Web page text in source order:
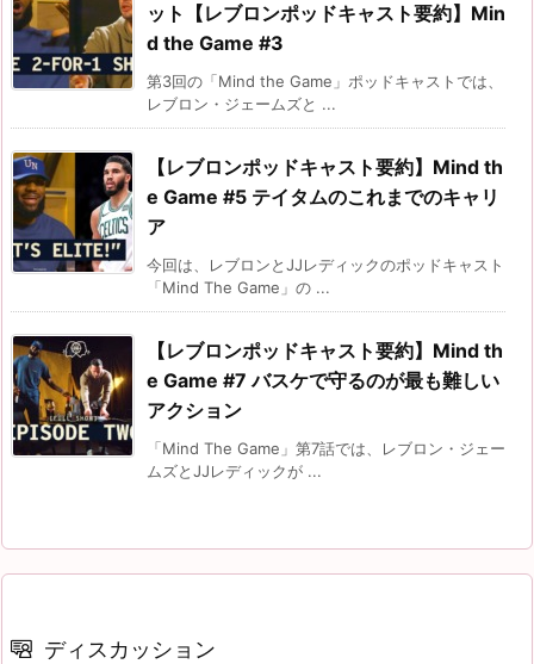
ット【レブロンポッドキャスト要約】Min
d the Game #3
第3回の「Mind the Game」ポッドキャストでは、
レブロン・ジェームズと ...
【レブロンポッドキャスト要約】Mind th
e Game #5 テイタムのこれまでのキャリ
ア
今回は、レブロンとJJレディックのポッドキャスト
「Mind The Game」の ...
【レブロンポッドキャスト要約】Mind th
e Game #7 バスケで守るのが最も難しい
アクション
「Mind The Game」第7話では、レブロン・ジェー
ムズとJJレディックが ...
ディスカッション